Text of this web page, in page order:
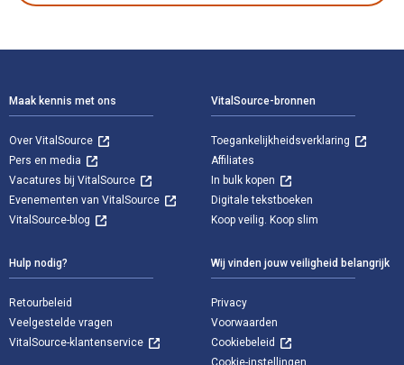
Maak kennis met ons
Over VitalSource
Pers en media
Vacatures bij VitalSource
Evenementen van VitalSource
VitalSource-blog
VitalSource-bronnen
Toegankelijkheidsverklaring
Affiliates
In bulk kopen
Digitale tekstboeken
Koop veilig. Koop slim
Hulp nodig?
Retourbeleid
Veelgestelde vragen
VitalSource-klantenservice
Wij vinden jouw veiligheid belangrijk
Privacy
Voorwaarden
Cookiebeleid
Cookie-instellingen